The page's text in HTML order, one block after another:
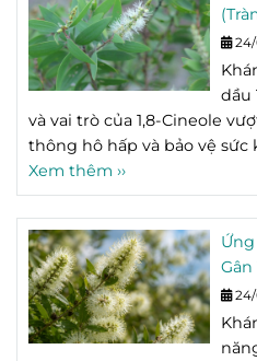
Tìm
24/
dầu
và vai trò của 1,8-Cineole
thông hô hấp và bảo vệ sức
Xem thêm ››
Sóc
24/